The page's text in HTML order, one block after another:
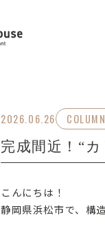
2026.06.26 COLUMN
完成間近！“
こんにちは！
静岡県浜松市で、構